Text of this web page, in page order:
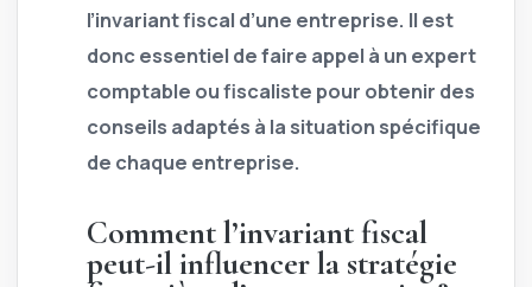
l’invariant fiscal d’une entreprise. Il est
donc essentiel de faire appel à un expert
comptable ou fiscaliste pour obtenir des
conseils adaptés à la situation spécifique
de chaque entreprise.
Comment l’invariant fiscal
peut-il influencer la stratégie